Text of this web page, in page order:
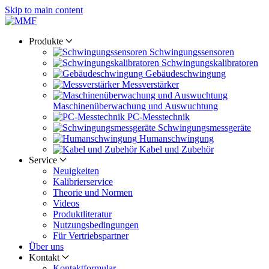
Skip to main content
Produkte
Schwingungs­sensoren
Schwingungs­kalibratoren
Gebäude­schwingung
Messverstärker
Maschinen­überwachung und Auswuchtung
PC-Messtechnik
Schwingungs­messgeräte
Human­schwingung
Kabel und Zubehör
Service
Neuigkeiten
Kalibrier­service
Theorie und Normen
Videos
Produkt­literatur
Nutzungs­bedingungen
Für Vertriebs­partner
Über uns
Kontakt